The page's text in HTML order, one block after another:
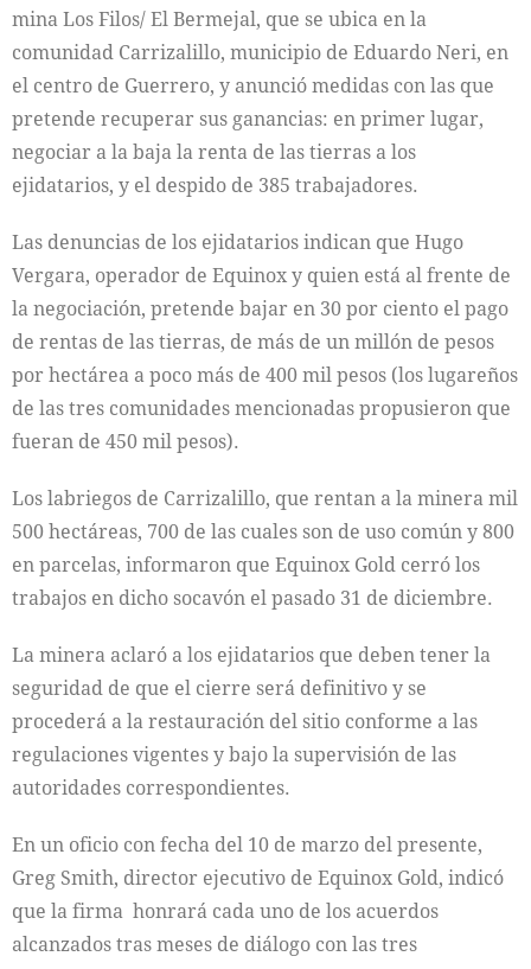
mina Los Filos/ El Bermejal, que se ubica en la
comunidad Carrizalillo, municipio de Eduardo Neri, en
el centro de Guerrero, y anunció medidas con las que
pretende recuperar sus ganancias: en primer lugar,
negociar a la baja la renta de las tierras a los
ejidatarios, y el despido de 385 trabajadores.
Las denuncias de los ejidatarios indican que Hugo
Vergara, operador de Equinox y quien está al frente de
la negociación, pretende bajar en 30 por ciento el pago
de rentas de las tierras, de más de un millón de pesos
por hectárea a poco más de 400 mil pesos (los lugareños
de las tres comunidades mencionadas propusieron que
fueran de 450 mil pesos).
Los labriegos de Carrizalillo, que rentan a la minera mil
500 hectáreas, 700 de las cuales son de uso común y 800
en parcelas, informaron que Equinox Gold cerró los
trabajos en dicho socavón el pasado 31 de diciembre.
La minera aclaró a los ejidatarios que deben tener la
seguridad de que el cierre será definitivo y se
procederá a la restauración del sitio conforme a las
regulaciones vigentes y bajo la supervisión de las
autoridades correspondientes.
En un oficio con fecha del 10 de marzo del presente,
Greg Smith, director ejecutivo de Equinox Gold, indicó
que la firma honrará cada uno de los acuerdos
alcanzados tras meses de diálogo con las tres